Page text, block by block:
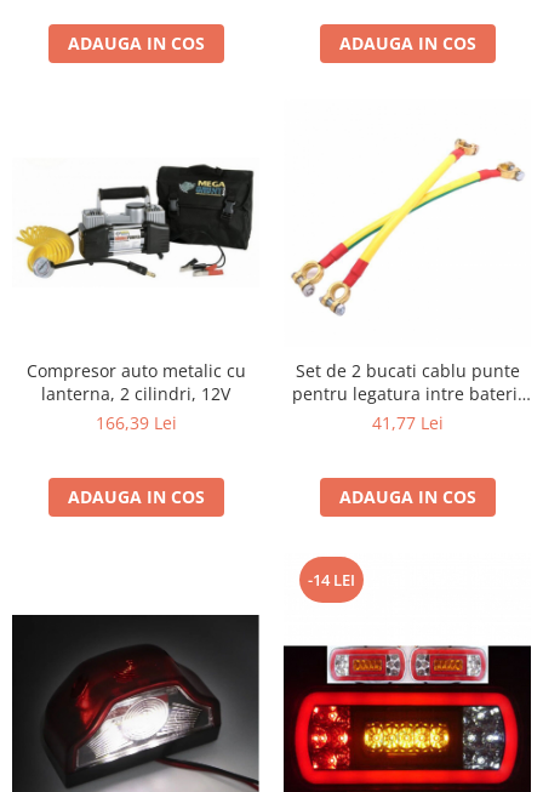
ADAUGA IN COS ADAUGA IN COS
Compresor auto metalic cu
lanterna, 2 cilindri, 12V
166,39 Lei
ADAUGA IN COS
Set de 2 bucati cablu punte
pentru legatura intre baterii
lungime 30 cm
41,77 Lei
ADAUGA IN COS
-14 LEI